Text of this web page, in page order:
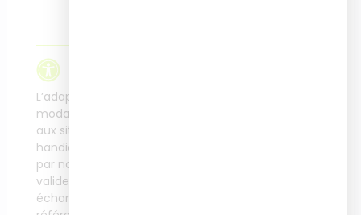
L’adaptation des
modalités de formation
aux situations de
handicap rencontrées
par nos apprenants se
valident après un
échange avec notre